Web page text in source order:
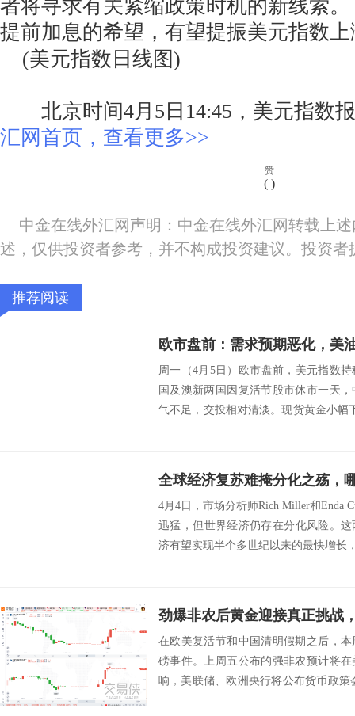
者将寻求有关紧缩政策时机的新线索
提前加息的希望，有望提振美元指数
(美元指数日线图)
北京时间4月5日14:45，美元指数
汇网首页，查看更多>>
赞
( )
中金在线外汇网声明：中金在线外汇网转载上
述，仅供投资者参考，并不构成投资建议。投资
推荐阅读
周一（4月5日）欧市盘前，美元指数
国及澳新两国因复活节股市休市一天
气不足，交投相对清淡。现货黄金小幅
全球经济复苏难掩分化之殇，
4月4日，市场分析师Rich Miller和Enda
迅猛，但世界经济仍存在分化风险。
济有望实现半个多世纪以来的最快增长
在欧美复活节和中国清明假期之后，
磅事件。上周五公布的强非农预计将
响，美联储、欧洲央行将公布货币政